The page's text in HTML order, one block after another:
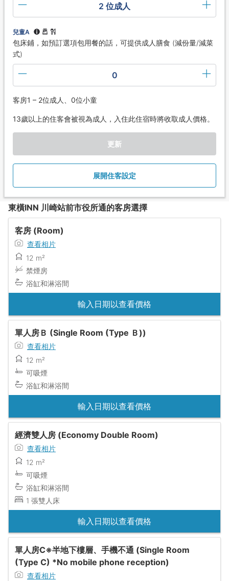
2 位成人
兒童A
包床鋪，如預訂選項包用餐的話，可提供成人膳食 (減份量/減菜
式)
0
客房1 – 2位成人、0位小童
13歲以上的住客會被視為成人，入住此住宿時將收取成人價格。
更新
展開住客設定
東橫INN 川崎站前市役所通的客房選擇
客房 (Room)
查看相片
12 m²
禁煙房
浴缸和淋浴間
輸入日期以查看價格
單人房Ｂ (Single Room (Type Ｂ))
查看相片
12 m²
可吸煙
浴缸和淋浴間
輸入日期以查看價格
經濟雙人房 (Economy Double Room)
查看相片
12 m²
可吸煙
浴缸和淋浴間
1 張雙人床
輸入日期以查看價格
單人房C※半地下樓層、手機不通 (Single Room
(Type C) *No mobile phone reception)
查看相片